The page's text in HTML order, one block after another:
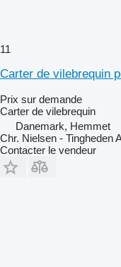
11
Carter de vilebrequin
Prix sur demande
Carter de vilebrequin
Danemark, Hemmet
Chr. Nielsen - Tingheden
Contacter le vendeur